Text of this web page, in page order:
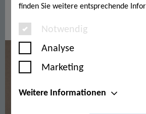
finden Sie weitere entsprechende
Notwendig
Analyse
Marketing
Weitere Informationen